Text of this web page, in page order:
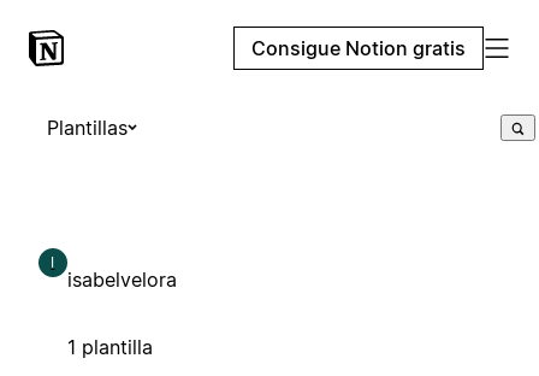
Consigue Notion gratis
Plantillas
I
isabelvelora
1 plantilla